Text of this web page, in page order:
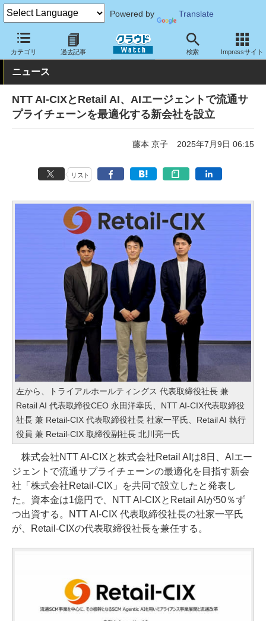
Powered by Translate
カテゴリ 過去記事 検索 Impressサイト
クラウド Watch トピック 事業戦略
ニュース
NTT AI-CIXとRetail AI、AIエージェントで流通サ
プライチェーンを最適化する新会社を設立
藤本 京子 2025年7月9日 06:15
リスト
左から、トライアルホールティングス 代表取締役社長 兼
Retail AI 代表取締役CEO 永田洋幸氏、NTT AI-CIX代表取締役
社長 兼 Retail-CIX 代表取締役社長 社家一平氏、Retail AI 執行
役員 兼 Retail-CIX 取締役副社長 北川亮一氏
株式会社NTT AI-CIXと株式会社Retail AIは8日、AIエー
ジェントで流通サプライチェーンの最適化を目指す新会
社「株式会社Retail-CIX」を共同で設立したと発表し
た。資本金は1億円で、NTT AI-CIXとRetail AIが50％ず
つ出資する。NTT AI-CIX 代表取締役社長の社家一平氏
が、Retail-CIXの代表取締役社長を兼任する。